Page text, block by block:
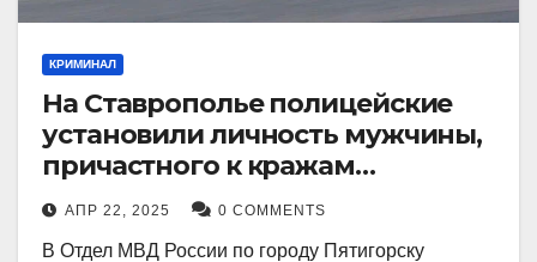
КРИМИНАЛ
На Ставрополье полицейские
установили личность мужчины,
причастного к кражам
имущества из квартир в
Пятигорске
АПР 22, 2025 0 COMMENTS
В Отдел МВД России по городу Пятигорску